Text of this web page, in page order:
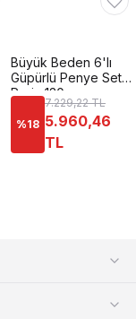
Büyük Beden 6'lı
Güpürlü Penye Seti
Perin 130
%18
7.229,22 TL
5.960,46
TL